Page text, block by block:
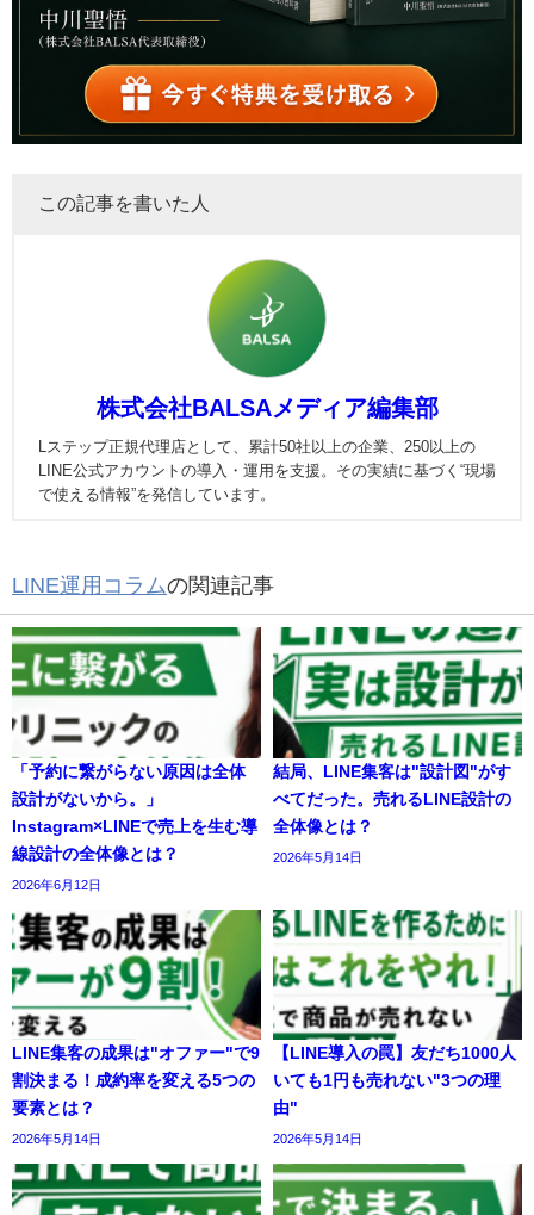
この記事を書いた人
株式会社BALSAメディア編集部
Lステップ正規代理店として、累計50社以上の企業、250以上の
LINE公式アカウントの導入・運用を支援。その実績に基づく“現場
で使える情報”を発信しています。
LINE運用コラムの関連記事
「予約に繋がらない原因は全体
設計がないから。」
Instagram×LINEで売上を生む導
線設計の全体像とは？
2026年6月12日
結局、LINE集客は"設計図"がす
べてだった。売れるLINE設計の
全体像とは？
2026年5月14日
LINE集客の成果は"オファー"で9
割決まる！成約率を変える5つの
要素とは？
2026年5月14日
【LINE導入の罠】友だち1000人
いても1円も売れない"3つの理
由"
2026年5月14日